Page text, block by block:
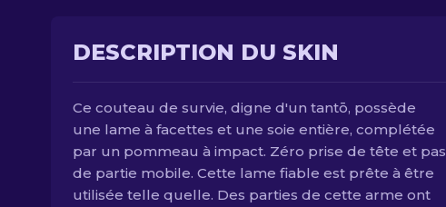
DESCRIPTION DU SKIN
Ce couteau de survie, digne d'un tantō, possède
une lame à facettes et une soie entière, complétée
par un pommeau à impact. Zéro prise de tête et pas
de partie mobile. Cette lame fiable est prête à être
utilisée telle quelle. Des parties de cette arme ont